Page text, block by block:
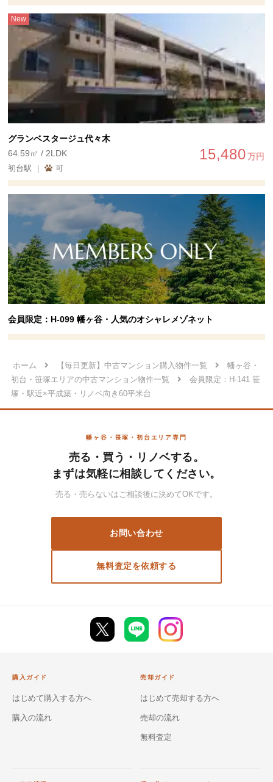
New
グランベスタージュ代々木
15,480万円
64.59㎡ / 2LDK
初台駅 ｜ 可
会員限定：H-099 幡ヶ谷・人気のオシャレメゾネット
ホーム 【毎日更新】中古マンション購入物件一覧
幡ヶ谷・
初台・笹塚エリアの中古マンション物件一覧
会員限定：H-141 笹
塚・駅近×平成築・リノベ向き60平米台
幡ヶ谷・笹塚・初台エリア専門
売る・買う・リノベする。
まずは気軽に相談してください。
売る・売らないはご相談後に決めてOKです。
お問い合わせ
無料査定を依頼する
購入ガイド
はじめて購入する方へ
購入の流れ
売却ガイド
はじめて売却する方へ
売却の流れ
無料査定